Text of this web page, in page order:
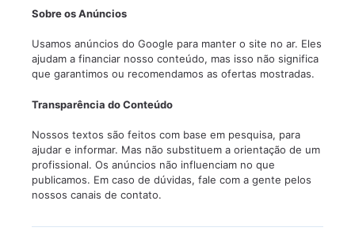
Sobre os Anúncios
Usamos anúncios do Google para manter o site no ar. Eles
ajudam a financiar nosso conteúdo, mas isso não significa
que garantimos ou recomendamos as ofertas mostradas.
Transparência do Conteúdo
Nossos textos são feitos com base em pesquisa, para
ajudar e informar. Mas não substituem a orientação de um
profissional. Os anúncios não influenciam no que
publicamos. Em caso de dúvidas, fale com a gente pelos
nossos canais de contato.